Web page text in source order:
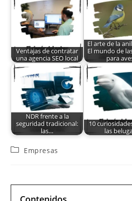
Ventajas de contratar
una agencia SEO local
El arte de la
El mundo de
para
NDR frente a la
seguridad tradicional:
las…
10
las
Empresas